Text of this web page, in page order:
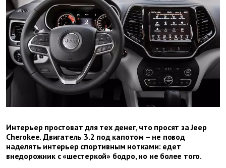
Интерьер простоват для тех денег, что просят за Jeep
Cherokee. Двигатель 3.2 под капотом – не повод
наделять интерьер спортивным нотками: едет
внедорожник с «шестеркой» бодро, но не более того.